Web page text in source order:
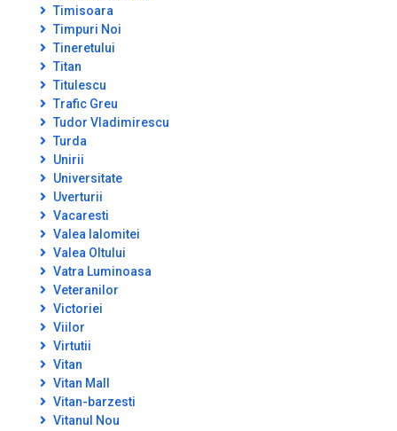
Timisoara
Timpuri Noi
Tineretului
Titan
Titulescu
Trafic Greu
Tudor Vladimirescu
Turda
Unirii
Universitate
Uverturii
Vacaresti
Valea Ialomitei
Valea Oltului
Vatra Luminoasa
Veteranilor
Victoriei
Viilor
Virtutii
Vitan
Vitan Mall
Vitan-barzesti
Vitanul Nou